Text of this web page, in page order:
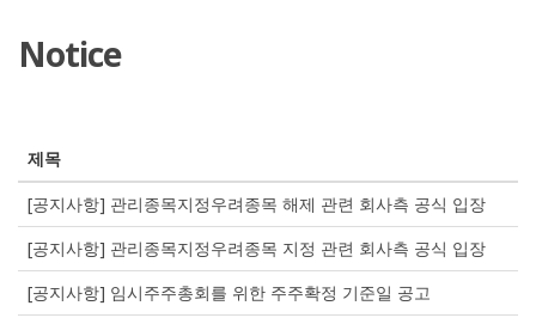
Notice
제목
[공지사항] 관리종목지정우려종목 해제 관련 회사측 공식 입장
[공지사항] 관리종목지정우려종목 지정 관련 회사측 공식 입장
[공지사항] 임시주주총회를 위한 주주확정 기준일 공고